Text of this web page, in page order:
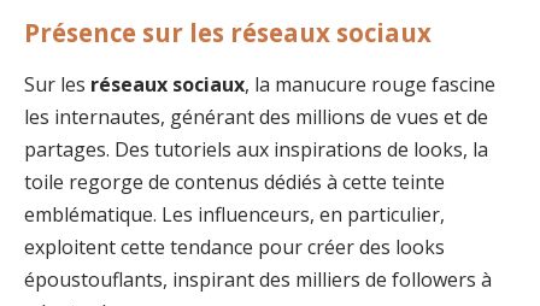
Présence sur les réseaux sociaux
Sur les réseaux sociaux, la manucure rouge fascine
les internautes, générant des millions de vues et de
partages. Des tutoriels aux inspirations de looks, la
toile regorge de contenus dédiés à cette teinte
emblématique. Les influenceurs, en particulier,
exploitent cette tendance pour créer des looks
époustouflants, inspirant des milliers de followers à